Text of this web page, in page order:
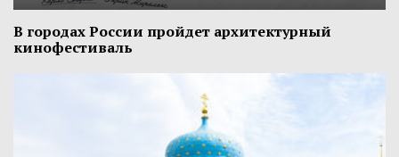
В городах России пройдет архитектурный
кинофестиваль